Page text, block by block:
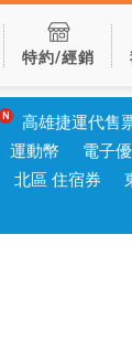
特約/經銷
高雄捷運代售
運動幣 電子
北區 住宿券